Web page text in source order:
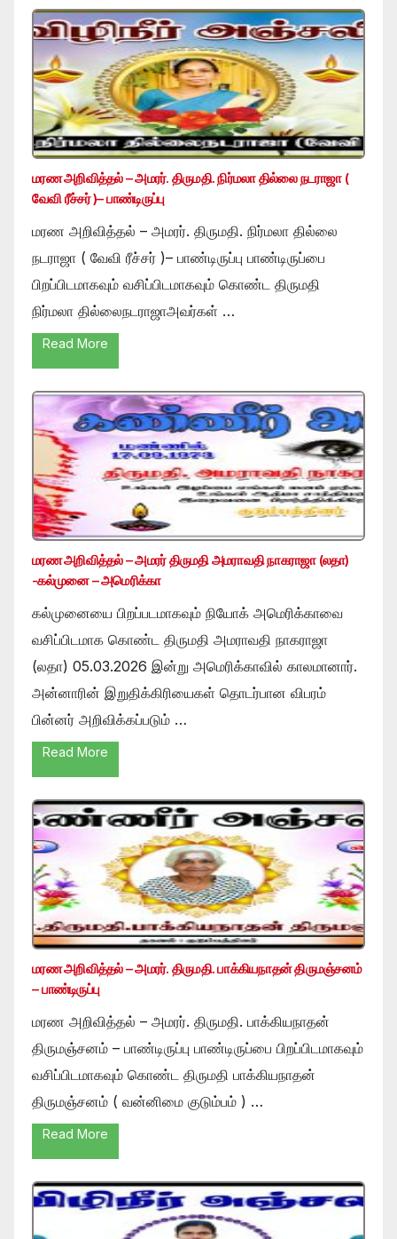
மரண அறிவித்தல் – அமரர். திருமதி. நிர்மலா தில்லை நடராஜா (
வேவி ரீச்சர் )– பாண்டிருப்பு
மரண அறிவித்தல் – அமரர். திருமதி. நிர்மலா தில்லை
நடராஜா ( வேவி ரீச்சர் )– பாண்டிருப்பு பாண்டிருப்பை
பிறப்பிடமாகவும் வசிப்பிடமாகவும் கொண்ட திருமதி
நிர்மலா தில்லைநடராஜாஅவர்கள் …
Read More
மரண அறிவித்தல் – அமரர் திருமதி அமராவதி நாகராஜா (லதா)
-கல்முனை – அமெரிக்கா
கல்முனையை பிறப்படமாகவும் நியோக் அமெரிக்காவை
வசிப்பிடமாக கொண்ட திருமதி அமராவதி நாகராஜா
(லதா) 05.03.2026 இன்று அமெரிக்காவில் காலமானார்.
அன்னாரின் இறுதிக்கிரியைகள் தொடர்பான விபரம்
பின்னர் அறிவிக்கப்படும் …
Read More
மரண அறிவித்தல் – அமரர். திருமதி. பாக்கியநாதன் திருமஞ்சனம்
– பாண்டிருப்பு
மரண அறிவித்தல் – அமரர். திருமதி. பாக்கியநாதன்
திருமஞ்சனம் – பாண்டிருப்பு பாண்டிருப்பை பிறப்பிடமாகவும்
வசிப்பிடமாகவும் கொண்ட திருமதி பாக்கியநாதன்
திருமஞ்சனம் ( வன்னிமை குடும்பம் ) …
Read More